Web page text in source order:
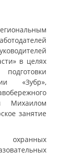
в целях
«Зубр»,
Михаилом
занятие